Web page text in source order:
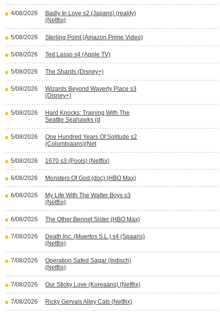
4/08/2026
Badly In Love s2 (Japans) (reality)
(Netflix)
5/08/2026 Sterling Point (Amazon Prime Video)
5/08/2026 Ted Lasso s4 (Apple TV)
5/08/2026 The Shards (Disney+)
5/08/2026
Wizards Beyond Waverly Place s3
(Disney+)
5/08/2026
Hard Knocks: Training With The
Seattle Seahawks (d
5/08/2026
One Hundred Years Of Solitude s2
(Columbiaans)(Net
5/08/2026 1670 s3 (Pools) (Netflix)
6/08/2026 Monsters Of God (doc) (HBO Max)
6/08/2026
My Life With The Walter Boys s3
(Netflix)
6/08/2026 The Other Bennet Sister (HBO Max)
7/08/2026
Death Inc. (Muertos S.L.) s4 (Spaans)
(Netflix)
7/08/2026
Operation Safed Sagar (Indisch)
(Netflix)
7/08/2026 Our Sticky Love (Koreaans) (Netflix)
7/08/2026 Ricky Gervais Alley Cats (Netflix)